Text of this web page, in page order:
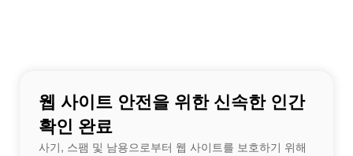
웹 사이트 안전을 위한 신속한 인간
확인 완료
사기, 스팸 및 남용으로부터 웹 사이트를 보호하기 위해